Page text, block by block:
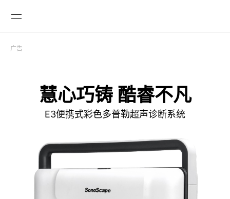
慧心巧铸 酷睿不凡
E3便携式彩色多普勒超声诊断系统
广告